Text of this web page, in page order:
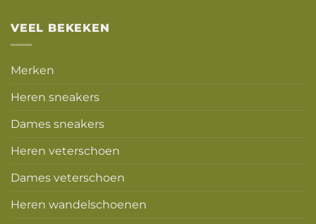
VEEL BEKEKEN
Merken
Heren sneakers
Dames sneakers
Heren veterschoen
Dames veterschoen
Heren wandelschoenen